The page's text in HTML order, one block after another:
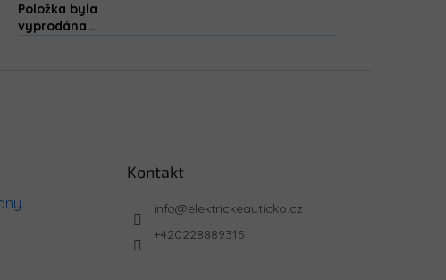
Položka byla
vyprodána…
Kontakt
info@elektrickeauticko.cz
+420228889315